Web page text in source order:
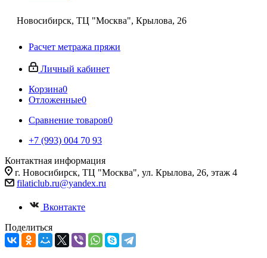
Новосибирск, ТЦ "Москва", Крылова, 26
Расчет метража пряжи
Личный кабинет
Корзина0
Отложенные0
Сравнение товаров0
+7 (993) 004 70 93
Контактная информация
г. Новосибирск, ТЦ "Москва", ул. Крылова, 26, этаж 4
filaticlub.ru@yandex.ru
Вконтакте
Поделиться